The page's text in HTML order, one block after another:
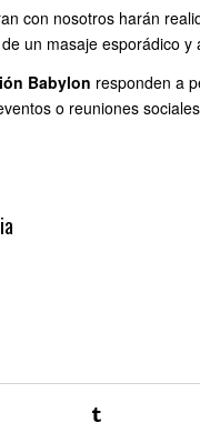
con nosotros harán
un masaje esporádico y
Babylon responden a
o reuniones